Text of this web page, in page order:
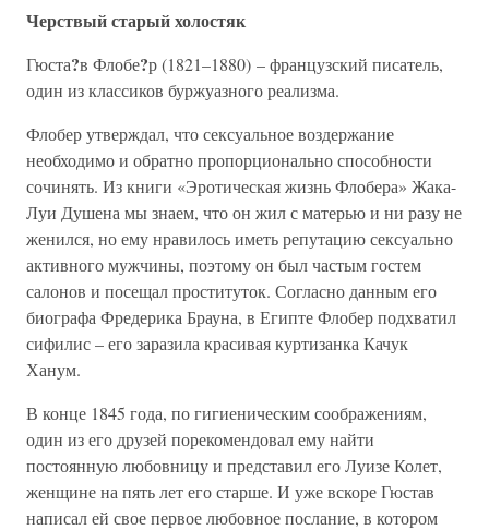
Черствый старый холостяк
Гюста?в Флобе?р (1821–1880) – французский писатель,
один из классиков буржуазного реализма.
Флобер утверждал, что сексуальное воздержание
необходимо и обратно пропорционально способности
сочинять. Из книги «Эротическая жизнь Флобера» Жака-
Луи Душена мы знаем, что он жил с матерью и ни разу не
женился, но ему нравилось иметь репутацию сексуально
активного мужчины, поэтому он был частым гостем
салонов и посещал проституток. Согласно данным его
биографа Фредерика Брауна, в Египте Флобер подхватил
сифилис – его заразила красивая куртизанка Качук
Ханум.
В конце 1845 года, по гигиеническим соображениям,
один из его друзей порекомендовал ему найти
постоянную любовницу и представил его Луизе Колет,
женщине на пять лет его старше. И уже вскоре Гюстав
написал ей свое первое любовное послание, в котором